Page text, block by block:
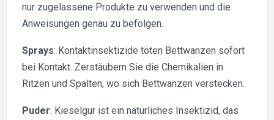
nur zugelassene Produkte zu verwenden und die
Anweisungen genau zu befolgen.
Sprays: Kontaktinsektizide töten Bettwanzen sofort
bei Kontakt. Zerstäubern Sie die Chemikalien in
Ritzen und Spalten, wo sich Bettwanzen verstecken.
Puder: Kieselgur ist ein natürliches Insektizid, das